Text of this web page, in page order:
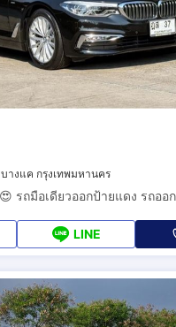
บางแค กรุงเทพมหานคร
LINE